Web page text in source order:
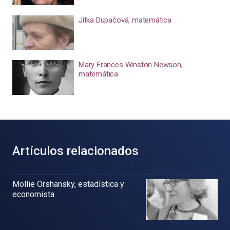
Jitka Dupačová, matemática
Mary Frances Winston Newson,
matemática
Artículos relacionados
Mollie Orshansky, estadística y
economista